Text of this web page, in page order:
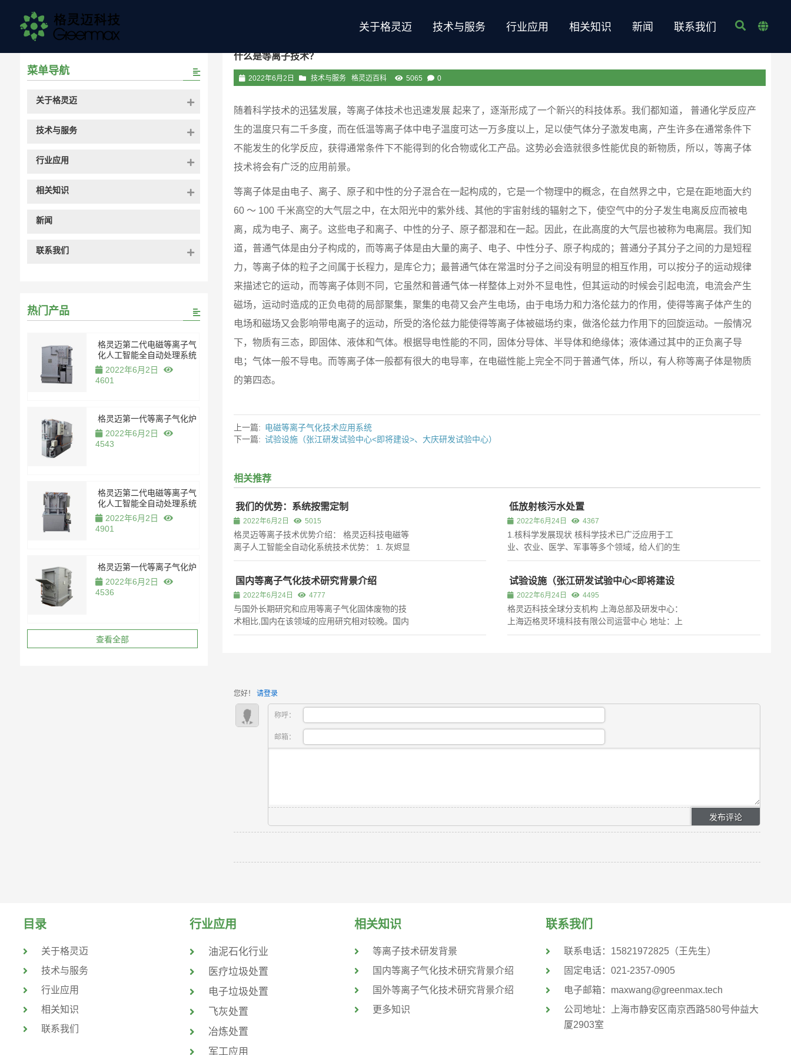
关于格灵迈 技术与服务 行业应用 相关知识 新闻 联系我们
首页/ 格灵迈百科/技术与服务
什么是等离子技术？
2022年6月2日 技术与服务 格灵迈百科 5065 0
随着科学技术的迅猛发展，等离子体技术也迅速发展 起来了，逐渐形成了一个新兴的科技体系。我们都知道， 普通化学反应产
生的温度只有二千多度，而在低温等离子体中电子温度可达一万多度以上，足以使气体分子激发电离，产生许多在通常条件下
不能发生的化学反应，获得通常条件下不能得到的化合物或化工产品。这势必会造就很多性能优良的新物质，所以，等离子体
技术将会有广泛的应用前景。
等离子体是由电子、离子、原子和中性的分子混合在一起构成的，它是一个物理中的概念，在自然界之中，它是在距地面大约
60 ～ 100 千米高空的大气层之中，在太阳光中的紫外线、其他的宇宙射线的辐射之下，使空气中的分子发生电离反应而被电
离，成为电子、离子。这些电子和离子、中性的分子、原子都混和在一起。因此，在此高度的大气层也被称为电离层。我们知
道，普通气体是由分子构成的，而等离子体是由大量的离子、电子、中性分子、原子构成的；普通分子其分子之间的力是短程
力，等离子体的粒子之间属于长程力，是库仑力；最普通气体在常温时分子之间没有明显的相互作用，可以按分子的运动规律
来描述它的运动，而等离子体则不同，它虽然和普通气体一样整体上对外不显电性，但其运动的时候会引起电流，电流会产生
磁场，运动时造成的正负电荷的局部聚集，聚集的电荷又会产生电场，由于电场力和力洛伦兹力的作用，使得等离子体产生的
电场和磁场又会影响带电离子的运动，所受的洛伦兹力能使得等离子体被磁场约束，做洛伦兹力作用下的回旋运动。一般情况
下，物质有三态，即固体、液体和气体。根据导电性能的不同，固体分导体、半导体和绝缘体；液体通过其中的正负离子导
电；气体一般不导电。而等离子体一般都有很大的电导率，在电磁性能上完全不同于普通气体，所以，有人称等离子体是物质
的第四态。
上一篇: 电磁等离子气化技术应用系统
下一篇: 试验设施（张江研发试验中心<即将建设>、大庆研发试验中心）
相关推荐
我们的优势：系统按需定制
2022年6月2日 5015
格灵迈等离子技术优势介绍： 格灵迈科技电磁等
离子人工智能全自动化系统技术优势： 1. 灰烬显
着减容，体积可减少5～10倍； 2. 形成颗粒或粉
臭且无病原体，减轻了有关的负面环境效应，使
处理后的灰烬更易被接受...
低放射核污水处置
2022年6月24日 4367
1.核科学发展现状 核科学技术已广泛应用于工
业、农业、医学、军事等多个领域，给人们的生
产、生活带来了巨大的便利和利益，同时也对人
重要影响，核安全已成为人们普遍关注的话题，
前不久发生的日本福岛核事故又让人们...
国内等离子气化技术研究背景介绍
2022年6月24日 4777
与国外长期研究和应用等离子气化固体废物的技
术相比,国内在该领域的应用研究相对较晚。国内
科研机构进行了等离子气化固体废物的基础研究
试验设施（张江研发试验中心<即将建设
>、大庆研发试验中心）
2022年6月24日 4495
格灵迈科技全球分支机构 上海总部及研发中心：
上海迈格灵环境科技有限公司运营中心 地址：上
海市静安区南京西路580号仲益⼤厦2903室 上海
您好！ 请登录
称呼：
邮箱：
菜单导航
关于格灵迈
技术与服务
行业应用
相关知识
新闻
联系我们
热门产品
格灵迈第二代电磁等离子气
化人工智能全自动处理系统
2022年6月2日
4601
格灵迈第一代等离子气化炉
2022年6月2日
4543
格灵迈第二代电磁等离子气
化人工智能全自动处理系统
2022年6月2日
4901
格灵迈第一代等离子气化炉
2022年6月2日
4536
查看全部
目录
关于格灵迈
技术与服务
行业应用
相关知识
联系我们
行业应用
油泥石化行业
医疗垃圾处置
电子垃圾处置
飞灰处置
冶炼处置
军工应用
相关知识
等离子技术研发背景
国内等离子气化技术研究背景介绍
国外等离子气化技术研究背景介绍
更多知识
联系我们
联系电话：15821972825（王先生）
固定电话：021-2357-0905
电子邮箱：maxwang@greenmax.tech
公司地址：上海市静安区南京⻄路580号仲益⼤
厦2903室